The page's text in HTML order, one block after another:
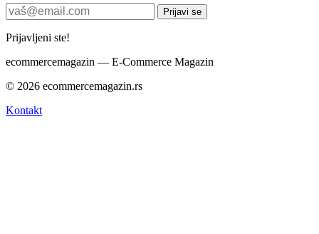
Prijavi se
Prijavljeni ste!
ecommercemagazin — E-Commerce Magazin
© 2026 ecommercemagazin.rs
Kontakt